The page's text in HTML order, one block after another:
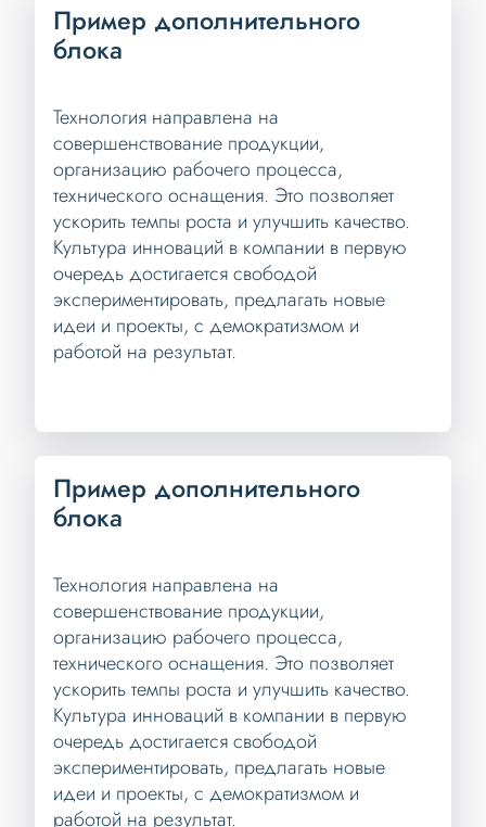
Пример дополнительного
блока
Технология направлена на
совершенствование продукции,
организацию рабочего процесса,
технического оснащения. Это позволяет
ускорить темпы роста и улучшить качество.
Культура инноваций в компании в первую
очередь достигается свободой
экспериментировать, предлагать новые
идеи и проекты, с демократизмом и
работой на результат.
Пример дополнительного
блока
Технология направлена на
совершенствование продукции,
организацию рабочего процесса,
технического оснащения. Это позволяет
ускорить темпы роста и улучшить качество.
Культура инноваций в компании в первую
очередь достигается свободой
экспериментировать, предлагать новые
идеи и проекты, с демократизмом и
работой на результат.